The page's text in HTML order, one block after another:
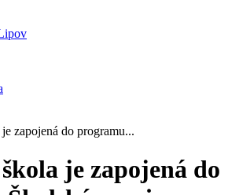
zapojená do programu...
je zapojená do